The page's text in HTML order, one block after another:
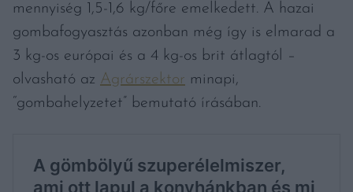
mennyiség 1,5-1,6 kg/főre emelkedett. A hazai
gombafogyasztás azonban még így is elmarad a
3 kg-os európai és a 4 kg-os brit átlagtól –
olvasható az Agrárszektor minapi,
“gombahelyzetet” bemutató írásában.